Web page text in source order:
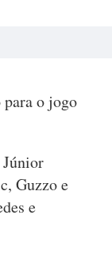
o jogo
Guzzo e
e